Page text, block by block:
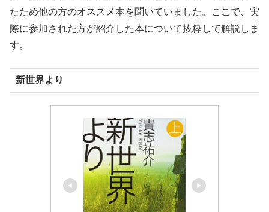
たため他の方のオススメ本を聞いていました。ここで、実
際に参加された方が紹介した本について抜粋して解説しま
す。
新世界より